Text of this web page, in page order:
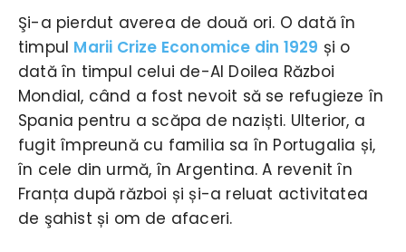
Şi-a pierdut averea de două ori. O dată în
timpul Marii Crize Economice din 1929 și o
dată în timpul celui de-Al Doilea Război
Mondial, când a fost nevoit să se refugieze în
Spania pentru a scăpa de naziști. Ulterior, a
fugit împreună cu familia sa în Portugalia și,
în cele din urmă, în Argentina. A revenit în
Franța după război și și-a reluat activitatea
de şahist și om de afaceri.